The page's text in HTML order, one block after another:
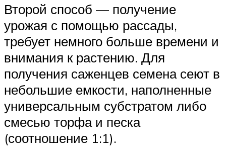
Второй способ — получение
урожая с помощью рассады,
требует немного больше времени и
внимания к растению. Для
получения саженцев семена сеют в
небольшие емкости, наполненные
универсальным субстратом либо
смесью торфа и песка
(соотношение 1:1).